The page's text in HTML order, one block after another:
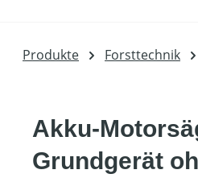
Produkte Forsttechnik
Akku-
Grundgerät